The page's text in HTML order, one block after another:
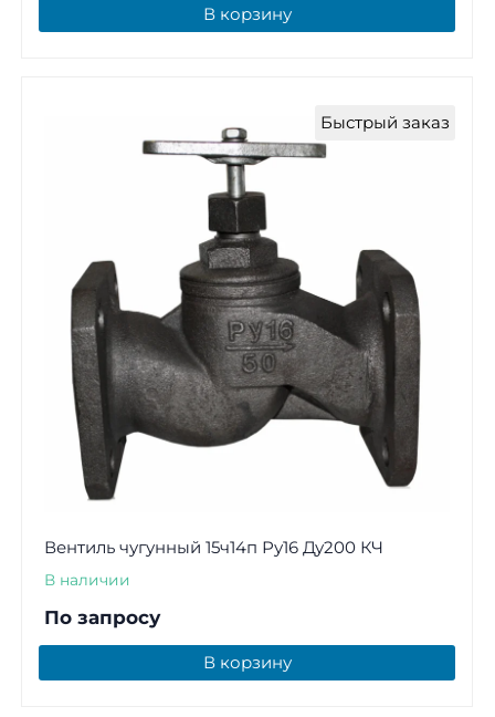
В корзину
Быстрый заказ
Вентиль чугунный 15ч14п Ру16 Ду200 КЧ
В наличии
По запросу
В корзину